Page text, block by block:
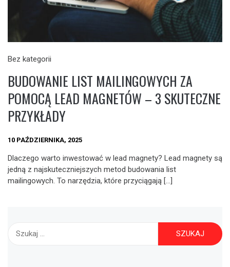
Bez kategorii
BUDOWANIE LIST MAILINGOWYCH ZA
POMOCĄ LEAD MAGNETÓW – 3 SKUTECZNE
PRZYKŁADY
10 PAŹDZIERNIKA, 2025
Dlaczego warto inwestować w lead magnety? Lead magnety są
jedną z najskuteczniejszych metod budowania list
mailingowych. To narzędzia, które przyciągają […]
Szukaj: